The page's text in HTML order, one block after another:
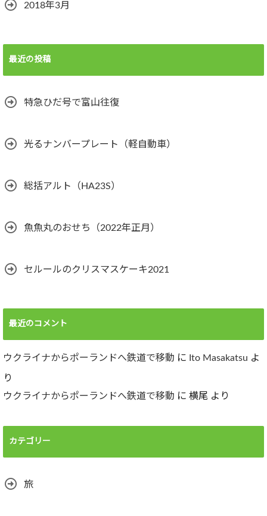
2018年3月
最近の投稿
特急ひだ号で富山往復
光るナンバープレート（軽自動車）
総括アルト（HA23S）
魚魚丸のおせち（2022年正月）
セルールのクリスマスケーキ2021
最近のコメント
ウクライナからポーランドへ鉄道で移動 に Ito Masakatsu よ
り
ウクライナからポーランドへ鉄道で移動 に 横尾 より
カテゴリー
旅